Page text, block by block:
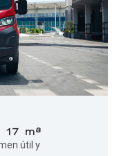
17 m³
útil y